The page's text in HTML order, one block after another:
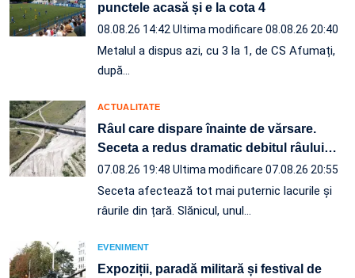
punctele acasă și e la cota 4
08.08.26 14:42 Ultima modificare 08.08.26 20:40
Metalul a dispus azi, cu 3 la 1, de CS Afumați,
după…
ACTUALITATE
Râul care dispare înainte de vărsare.
Seceta a redus dramatic debitul râului…
07.08.26 19:48 Ultima modificare 07.08.26 20:55
Seceta afectează tot mai puternic lacurile și
râurile din țară. Slănicul, unul…
EVENIMENT
Expoziții, paradă militară și festival de